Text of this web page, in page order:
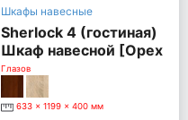
Шкафы навесные
Sherlock 4 (гостиная)
Шкаф навесной [Орех
Шоколадный]
Глазов
633 x 1199 x 400 мм